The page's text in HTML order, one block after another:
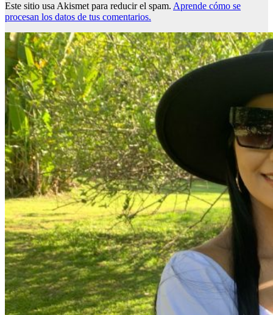
Este sitio usa Akismet para reducir el spam. Aprende cómo se
procesan los datos de tus comentarios.